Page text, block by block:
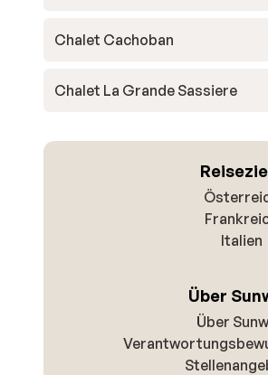
Chalet Cachoban
Chalet La Grande Sassiere
Italien
Über
Über